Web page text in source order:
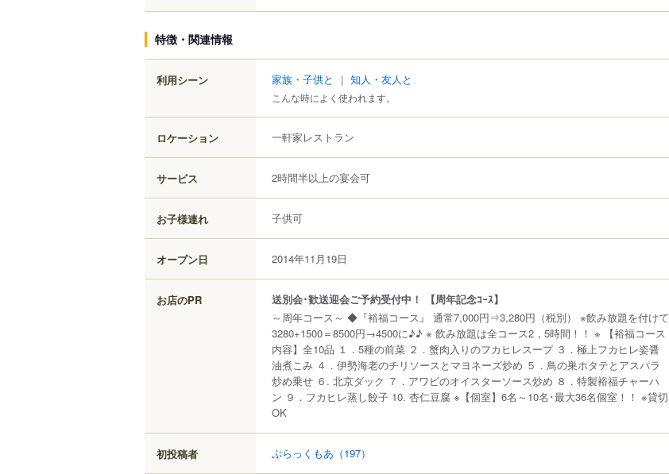
特徴・関連情報
利用シーン 家族・子供と ｜ 知人・友人と
こんな時によく使われます。
ロケーション 一軒家レストラン
サービス 2時間半以上の宴会可
お子様連れ 子供可
オープン日 2014年11月19日
お店のPR
送別会･歓送迎会ご予約受付中！ 【周年記念ｺｰｽ】
～周年コース～ ◆『裕福コース』 通常7,000円⇒3,280円（税別） ※飲み放題を付けて
3280+1500＝8500円→4500に♪♪ ※ 飲み放題は全コース2，5時間！！ ※ 【裕福コース
内容】全10品 １．5種の前菜 ２．蟹肉入りのフカヒレスープ ３．極上フカヒレ姿醤
油煮こみ ４．伊勢海老のチリソースとマヨネーズ炒め ５．鳥の巣ホタテとアスパラ
炒め乗せ ６. 北京ダック ７．アワビのオイスターソース炒め ８．特製裕福チャーハ
ン ９．フカヒレ蒸し餃子 10. 杏仁豆腐 ※【個室】6名～10名･最大36名個室！！ ※貸切
OK
初投稿者 ぶらっくもあ （197）